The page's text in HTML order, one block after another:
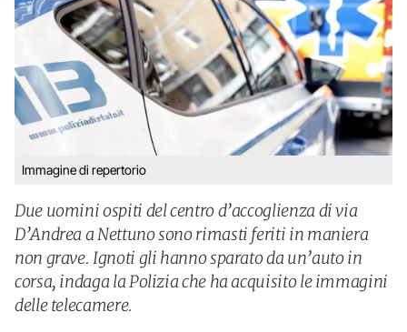
Immagine di repertorio
Due uomini ospiti del centro d’accoglienza di via
D’Andrea a Nettuno sono rimasti feriti in maniera
non grave. Ignoti gli hanno sparato da un’auto in
corsa, indaga la Polizia che ha acquisito le immagini
delle telecamere.